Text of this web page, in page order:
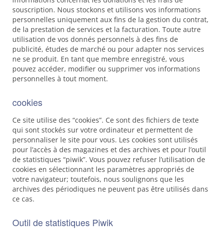
souscription. Nous stockons et utilisons vos informations
personnelles uniquement aux fins de la gestion du contrat,
de la prestation de services et la facturation. Toute autre
utilisation de vos donnés personnels à des fins de
publicité, études de marché ou pour adapter nos services
ne se produit. En tant que membre enregistré, vous
pouvez accéder, modifier ou supprimer vos informations
personnelles à tout moment.
cookies
Ce site utilise des “cookies”. Ce sont des fichiers de texte
qui sont stockés sur votre ordinateur et permettent de
personnaliser le site pour vous. Les cookies sont utilisés
pour l’accès à des magazines et des archives et pour l’outil
de statistiques “piwik”. Vous pouvez refuser l’utilisation de
cookies en sélectionnant les paramètres appropriés de
votre navigateur; toutefois, nous soulignons que les
archives des périodiques ne peuvent pas être utilisés dans
ce cas.
Outil de statistiques Piwik